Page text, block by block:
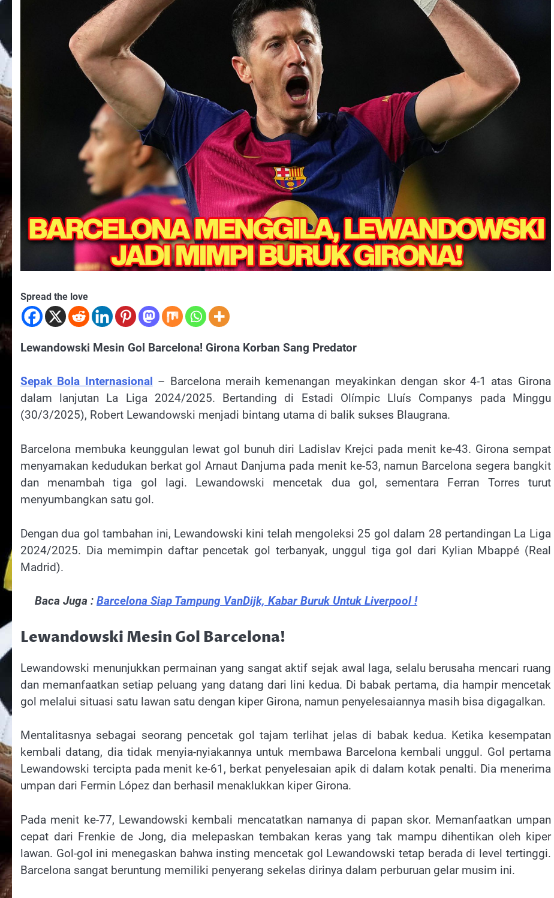
Spread the love
Lewandowski Mesin Gol Barcelona! Girona Korban Sang Predator
Sepak Bola Internasional – Barcelona meraih kemenangan meyakinkan dengan skor 4-1 atas Girona
dalam lanjutan La Liga 2024/2025. Bertanding di Estadi Olímpic Lluís Companys pada Minggu
(30/3/2025), Robert Lewandowski menjadi bintang utama di balik sukses Blaugrana.
Barcelona membuka keunggulan lewat gol bunuh diri Ladislav Krejci pada menit ke-43. Girona sempat
menyamakan kedudukan berkat gol Arnaut Danjuma pada menit ke-53, namun Barcelona segera bangkit
dan menambah tiga gol lagi. Lewandowski mencetak dua gol, sementara Ferran Torres turut
menyumbangkan satu gol.
Dengan dua gol tambahan ini, Lewandowski kini telah mengoleksi 25 gol dalam 28 pertandingan La Liga
2024/2025. Dia memimpin daftar pencetak gol terbanyak, unggul tiga gol dari Kylian Mbappé (Real
Madrid).
Baca Juga : Barcelona Siap Tampung VanDijk, Kabar Buruk Untuk Liverpool !
Lewandowski Mesin Gol Barcelona!
Lewandowski menunjukkan permainan yang sangat aktif sejak awal laga, selalu berusaha mencari ruang
dan memanfaatkan setiap peluang yang datang dari lini kedua. Di babak pertama, dia hampir mencetak
gol melalui situasi satu lawan satu dengan kiper Girona, namun penyelesaiannya masih bisa digagalkan.
Mentalitasnya sebagai seorang pencetak gol tajam terlihat jelas di babak kedua. Ketika kesempatan
kembali datang, dia tidak menyia-nyiakannya untuk membawa Barcelona kembali unggul. Gol pertama
Lewandowski tercipta pada menit ke-61, berkat penyelesaian apik di dalam kotak penalti. Dia menerima
umpan dari Fermin López dan berhasil menaklukkan kiper Girona.
Pada menit ke-77, Lewandowski kembali mencatatkan namanya di papan skor. Memanfaatkan umpan
cepat dari Frenkie de Jong, dia melepaskan tembakan keras yang tak mampu dihentikan oleh kiper
lawan. Gol-gol ini menegaskan bahwa insting mencetak gol Lewandowski tetap berada di level tertinggi.
Barcelona sangat beruntung memiliki penyerang sekelas dirinya dalam perburuan gelar musim ini.